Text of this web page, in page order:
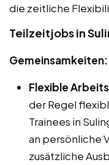
die zeitliche
Teilzeitjobs in
Gemeinsamkeiten:
Flexible
der Regel
Trainees in
an persönliche
zusätzliche